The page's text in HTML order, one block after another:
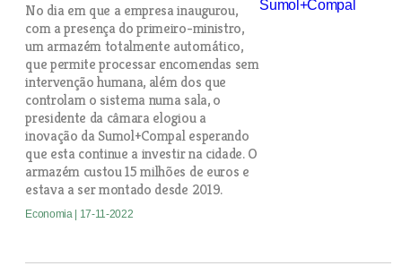
No dia em que a empresa inaugurou,
com a presença do primeiro-ministro,
um armazém totalmente automático,
que permite processar encomendas sem
intervenção humana, além dos que
controlam o sistema numa sala, o
presidente da câmara elogiou a
inovação da Sumol+Compal esperando
que esta continue a investir na cidade. O
armazém custou 15 milhões de euros e
estava a ser montado desde 2019.
Economia | 17-11-2022